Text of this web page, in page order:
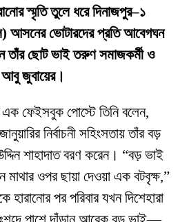
স্মৃতি তুলে ধরে দিনাজপুর–১
আসনের ভোটারদের প্রতি আবেগঘন
তাঁর ছোট ভাই তরুণ সমাজকর্মী ও
জুবায়ের।
ফেইসবুক পোস্টে তিনি বলেন,
নির্বাচনী সহিংসতায় তাঁর বড়
শাহাদাত বরণ করেন। “বড় ভাই
মাথার ওপর ছায়া দেওয়া এক বটবৃক্ষ,”
হারানোর পর পরিবার যখন দিশেহারা